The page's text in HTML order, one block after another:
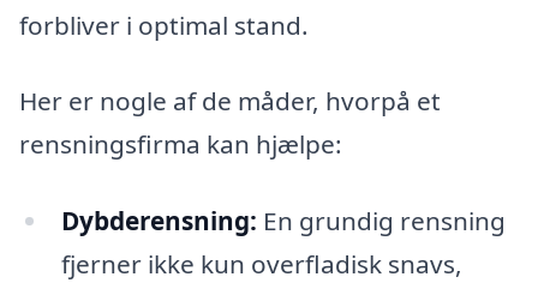
forbliver i optimal stand.
Her er nogle af de måder, hvorpå et
rensningsfirma kan hjælpe:
Dybderensning: En grundig rensning
fjerner ikke kun overfladisk snavs,